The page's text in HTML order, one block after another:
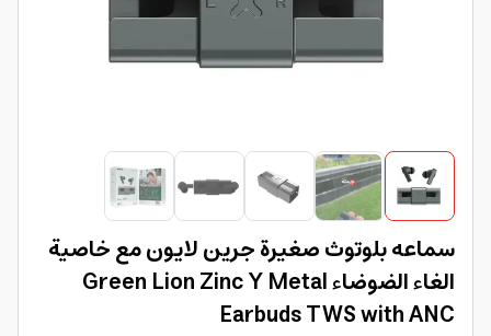
سماعه بلوتوث صغيرة جرين لايون مع خاصية
الغاء الضوضاء Green Lion Zinc Y Metal
Earbuds TWS with ANC